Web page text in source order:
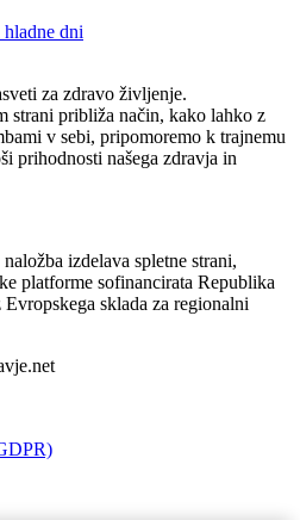
dni
za zdravo življenje.
strani približa način, kako lahko z
v sebi, pripomoremo k trajnemu
prihodnosti našega zdravja in
izdelava spletne strani,
platforme sofinancirata Republika
sklada za regionalni